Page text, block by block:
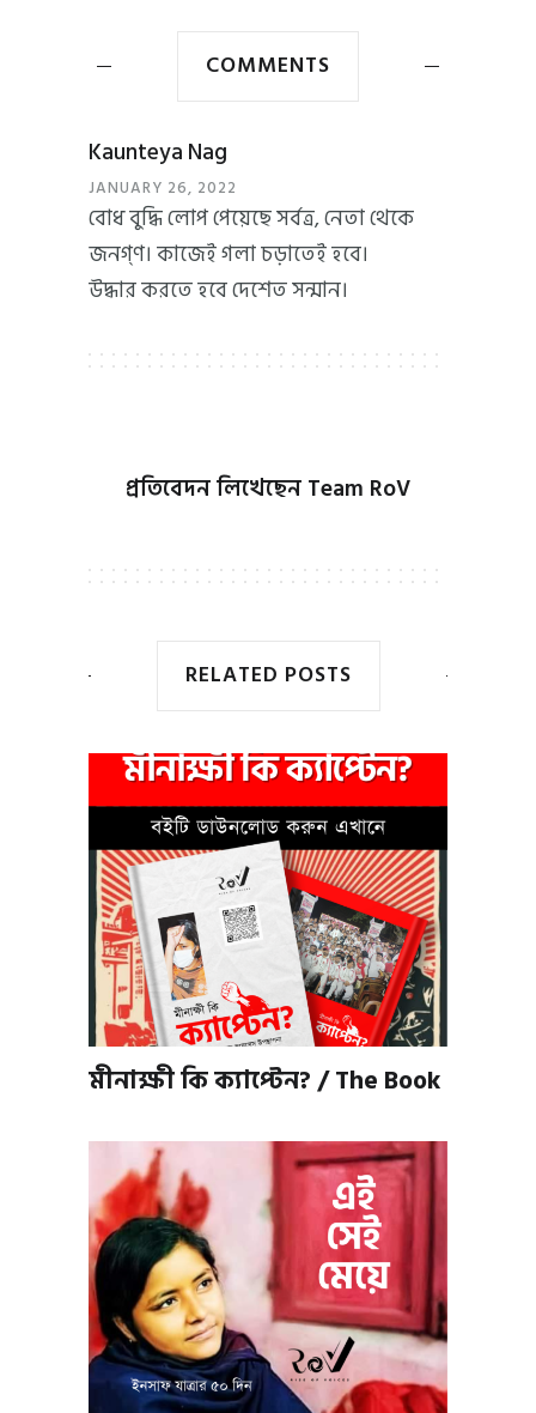
COMMENTS
Kaunteya Nag
JANUARY 26, 2022
বোধ বুদ্ধি লোপ পেয়েছে সর্বত্র, নেতা থেকে
জনগ্ণ। কাজেই গলা চড়াতেই হবে।
উদ্ধার করতে হবে দেশেত সন্মান।
প্রতিবেদন লিখেছেনTeam RoV
RELATED POSTS
মীনাক্ষী কি ক্যাপ্টেন? / The Book